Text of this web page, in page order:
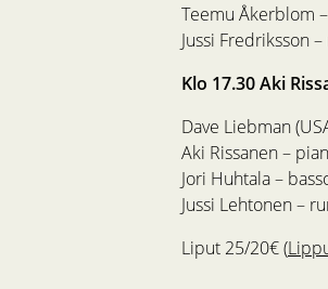
Teemu Åkerblom
Jussi Fredriksson
Klo 17.30 Aki
Dave Liebman
Aki Rissanen –
Jori Huhtala –
Jussi Lehtonen –
Liput 25/20€ (